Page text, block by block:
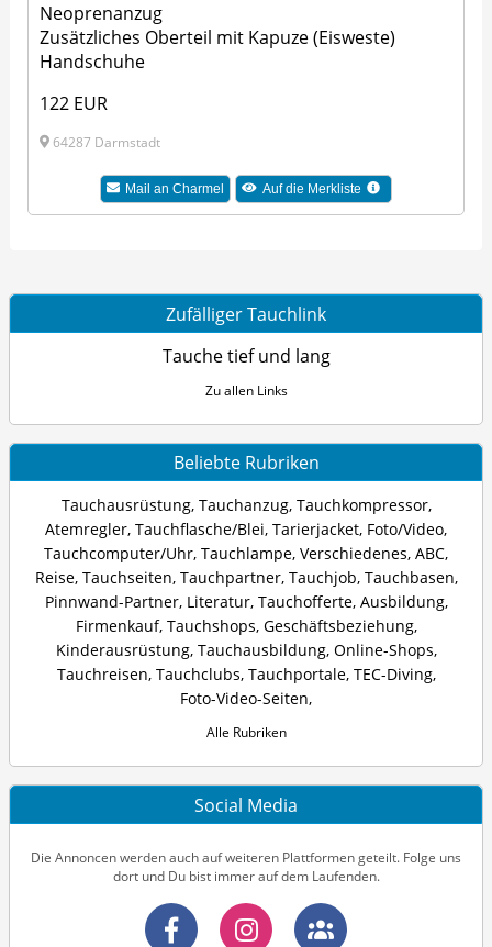
Neoprenanzug
Zusätzliches Oberteil mit Kapuze (Eisweste)
Handschuhe
122 EUR
64287 Darmstadt
Mail an Charmel Auf die Merkliste
Zufälliger Tauchlink
Tauche tief und lang
Zu allen Links
Beliebte Rubriken
Tauchausrüstung, Tauchanzug, Tauchkompressor,
Atemregler, Tauchflasche/Blei, Tarierjacket, Foto/Video,
Tauchcomputer/Uhr, Tauchlampe, Verschiedenes, ABC,
Reise, Tauchseiten, Tauchpartner, Tauchjob, Tauchbasen,
Pinnwand-Partner, Literatur, Tauchofferte, Ausbildung,
Firmenkauf, Tauchshops, Geschäftsbeziehung,
Kinderausrüstung, Tauchausbildung, Online-Shops,
Tauchreisen, Tauchclubs, Tauchportale, TEC-Diving,
Foto-Video-Seiten,
Alle Rubriken
Social Media
Die Annoncen werden auch auf weiteren Plattformen geteilt. Folge uns
dort und Du bist immer auf dem Laufenden.